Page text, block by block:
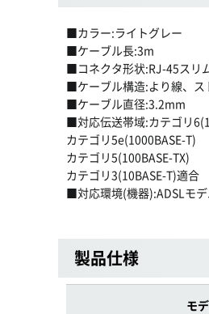
■カラー:ライトグレー
■ケーブル長:3m
■コネクタ形状:RJ-45スリ
■ケーブル構造:より線、ス
■ケーブル直径:3.2mm
■対応伝送帯域:カテゴリ
カテゴリ5e(1000BASE-T)
カテゴリ5(100BASE-TX)
カテゴリ3(10BASE-T)適合
■対応環境(機器):ADSLモ
製品仕様
モ